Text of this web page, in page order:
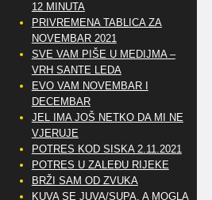
12 MINUTA
PRIVREMENA TABLICA ZA
NOVEMBAR 2021
SVE VAM PIŠE U MEDIJMA –
VRH SANTE LEDA
EVO VAM NOVEMBAR I
DECEMBAR
JEL IMA JOŠ NETKO DA MI NE
VJERUJE
POTRES KOD SISKA 2.11.2021
POTRES U ZALEĐU RIJEKE
BRŽI SAM OD ZVUKA
KUVA SE JUVA/SUPA, A MOGLA